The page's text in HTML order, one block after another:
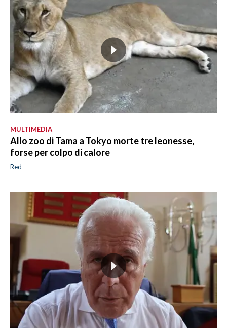
MULTIMEDIA
Allo zoo di Tama a Tokyo morte tre leonesse,
forse per colpo di calore
Red